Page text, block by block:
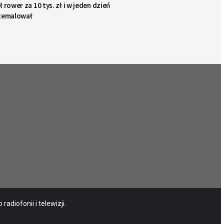
rower za 10 tys. zł i w jeden dzień
radiofonii i telewizji.